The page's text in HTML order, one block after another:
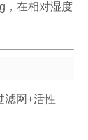
，在相对湿度
滤网+活性